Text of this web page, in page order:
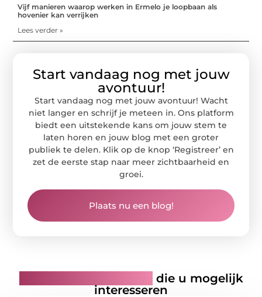
Vijf manieren waarop werken in Ermelo je loopbaan als
hovenier kan verrijken
Lees verder »
Start vandaag nog met jouw
avontuur!
Start vandaag nog met jouw avontuur! Wacht
niet langer en schrijf je meteen in. Ons platform
biedt een uitstekende kans om jouw stem te
laten horen en jouw blog met een groter
publiek te delen. Klik op de knop ‘Registreer’ en
zet de eerste stap naar meer zichtbaarheid en
groei.
Plaats nu een blog!
die u mogelijk
interesseren